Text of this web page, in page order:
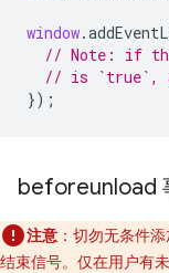
window.
// Note: if
// is `true`,
});
beforeunload
注意 ：切勿无条件添
结束信号。仅在用户有